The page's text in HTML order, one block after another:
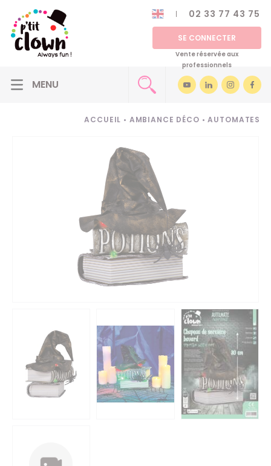
02 33 77 43 75
SE CONNECTER
Vente réservée aux
professionnels
ACCUEIL • AMBIANCE DÉCO • AUTOMATES